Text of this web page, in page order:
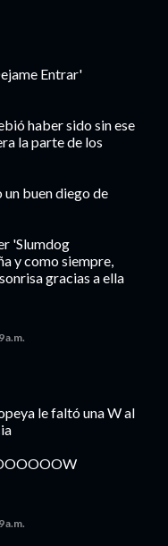
Entrar'
haber sido sin ese
la parte de los
un buen diego de
'Slumdog
y como siempre,
gracias a ella
a.m.
le faltó una W al
a.m.